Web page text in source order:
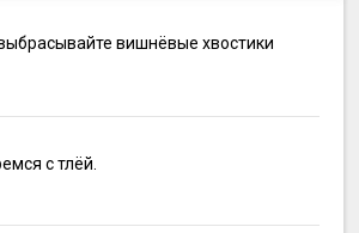
вишнёвые хвостики
с тлёй.